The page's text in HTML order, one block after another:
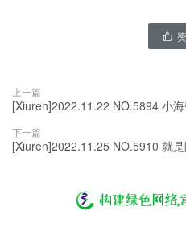

上一篇
[Xiuren]2022.11.22 NO.5894 小
下一篇
[Xiuren]2022.11.25 NO.5910 就